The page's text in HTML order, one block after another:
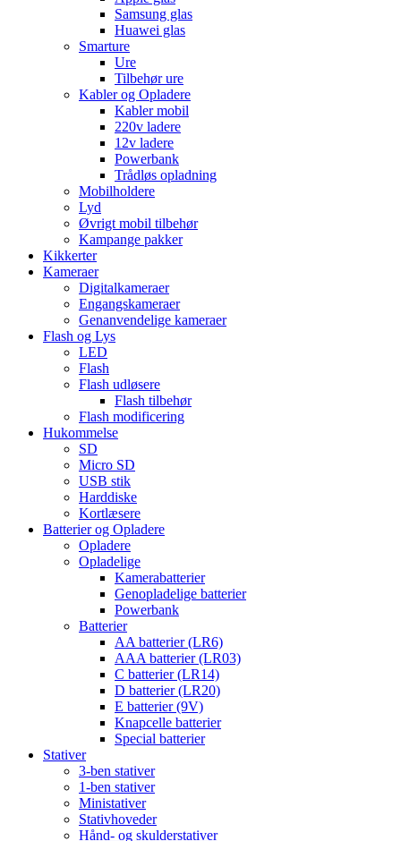
Samsung glas
Huawei glas
Smarture
Ure
Tilbehør ure
Kabler og Opladere
Kabler mobil
220v ladere
12v ladere
Powerbank
Trådløs opladning
Mobilholdere
Lyd
Øvrigt mobil tilbehør
Kampange pakker
Kikkerter
Kameraer
Digitalkameraer
Engangskameraer
Genanvendelige kameraer
Flash og Lys
LED
Flash
Flash udløsere
Flash tilbehør
Flash modificering
Hukommelse
SD
Micro SD
USB stik
Harddiske
Kortlæsere
Batterier og Opladere
Opladere
Opladelige
Kamerabatterier
Genopladelige batterier
Powerbank
Batterier
AA batterier (LR6)
AAA batterier (LR03)
C batterier (LR14)
D batterier (LR20)
E batterier (9V)
Knapcelle batterier
Special batterier
Stativer
3-ben stativer
1-ben stativer
Ministativer
Stativhoveder
Hånd- og skulderstativer